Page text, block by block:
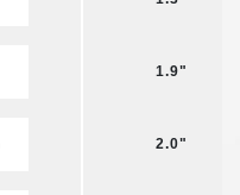
1.9"
2.0"